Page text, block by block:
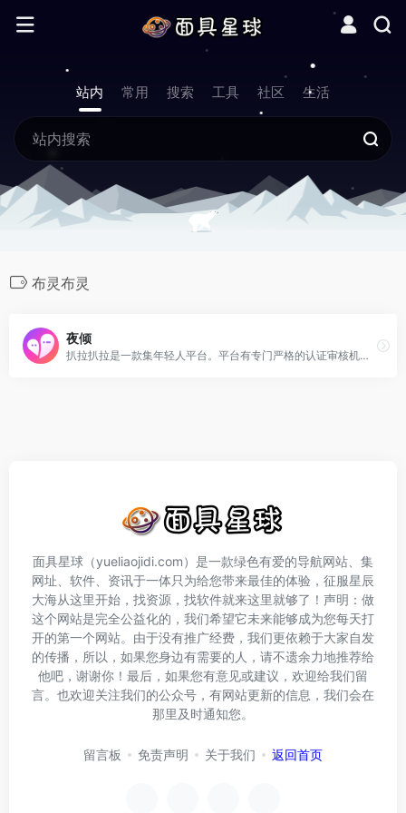
站内 常用 搜索 工具 社区 生活
布灵布灵
夜倾
扒拉扒拉是一款集年轻人平台。平台有专门严格的认证审核机制，杜绝骗子等不诚实的用户。保证一个良好的交友环境。
面具星球（yueliaojidi.com）是一款绿色有爱的导航网站、集
网址、软件、资讯于一体只为给您带来最佳的体验，征服星辰
大海从这里开始，找资源，找软件就来这里就够了！声明：做
这个网站是完全公益化的，我们希望它未来能够成为您每天打
开的第一个网站。由于没有推广经费，我们更依赖于大家自发
的传播，所以，如果您身边有需要的人，请不遗余力地推荐给
他吧，谢谢你！最后，如果您有意见或建议，欢迎给我们留
言。也欢迎关注我们的公众号，有网站更新的信息，我们会在
那里及时通知您。
留言板 免责声明 关于我们 返回首页